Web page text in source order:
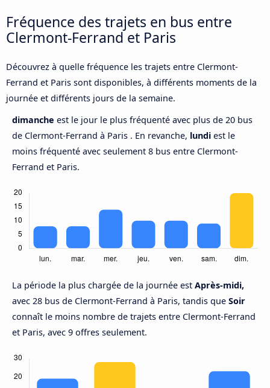
Fréquence des trajets en bus entre
Clermont-Ferrand et Paris
Découvrez à quelle fréquence les trajets entre Clermont-
Ferrand et Paris sont disponibles, à différents moments de la
journée et différents jours de la semaine.
dimanche est le jour le plus fréquenté avec plus de 20 bus
de Clermont-Ferrand à Paris . En revanche, lundi est le
moins fréquenté avec seulement 8 bus entre Clermont-
Ferrand et Paris.
La période la plus chargée de la journée est Après-midi,
avec 28 bus de Clermont-Ferrand à Paris, tandis que Soir
connaît le moins nombre de trajets entre Clermont-Ferrand
et Paris, avec 9 offres seulement.